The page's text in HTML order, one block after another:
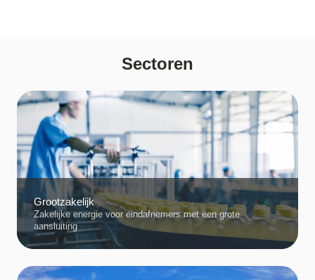
Sectoren
Grootzakelijk
Zakelijke energie voor eindafnemers met een grote
aansluiting